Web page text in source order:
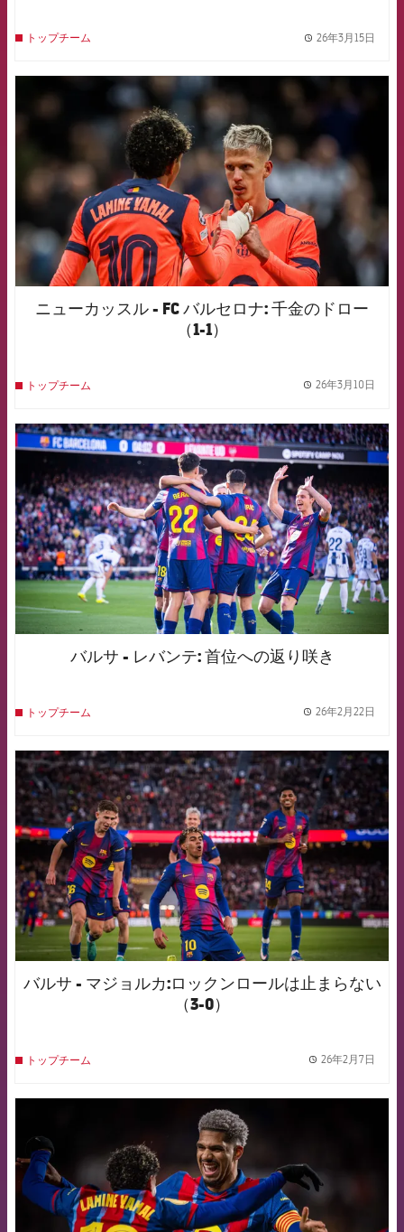
トップチーム 26年3月15日
FCB Barcelona badge
ニューカッスル - FC バルセロナ: 千金のドロー
（1-1）
トップチーム 26年3月10日
FCB Barcelona badge
バルサ - レバンテ: 首位への返り咲き
トップチーム 26年2月22日
FCB Barcelona badge
バルサ - マジョルカ:ロックンロールは止まらない
（3-0）
トップチーム 26年2月7日
FCB Barcelona badge